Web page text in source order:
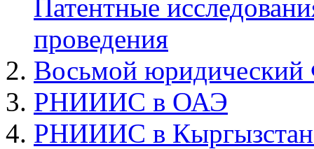
Патентные
проведения
Восьмой
РНИИИС в ОАЭ
РНИИИС в